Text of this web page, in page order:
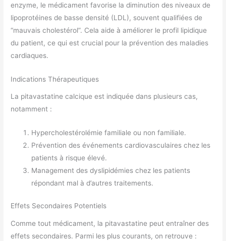
enzyme, le médicament favorise la diminution des niveaux de
lipoprotéines de basse densité (LDL), souvent qualifiées de
“mauvais cholestérol”. Cela aide à améliorer le profil lipidique
du patient, ce qui est crucial pour la prévention des maladies
cardiaques.
Indications Thérapeutiques
La pitavastatine calcique est indiquée dans plusieurs cas,
notamment :
Hypercholestérolémie familiale ou non familiale.
Prévention des événements cardiovasculaires chez les
patients à risque élevé.
Management des dyslipidémies chez les patients
répondant mal à d’autres traitements.
Effets Secondaires Potentiels
Comme tout médicament, la pitavastatine peut entraîner des
effets secondaires. Parmi les plus courants, on retrouve :